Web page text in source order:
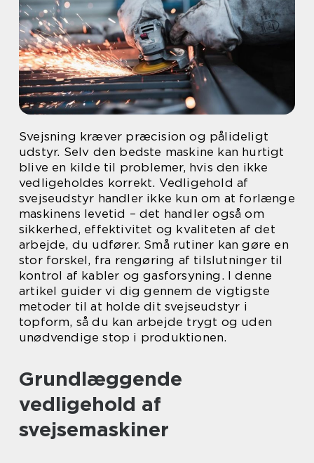
Svejsning kræver præcision og pålideligt
udstyr. Selv den bedste maskine kan hurtigt
blive en kilde til problemer, hvis den ikke
vedligeholdes korrekt. Vedligehold af
svejseudstyr handler ikke kun om at forlænge
maskinens levetid – det handler også om
sikkerhed, effektivitet og kvaliteten af det
arbejde, du udfører. Små rutiner kan gøre en
stor forskel, fra rengøring af tilslutninger til
kontrol af kabler og gasforsyning. I denne
artikel guider vi dig gennem de vigtigste
metoder til at holde dit svejseudstyr i
topform, så du kan arbejde trygt og uden
unødvendige stop i produktionen.
Grundlæggende
vedligehold af
svejsemaskiner